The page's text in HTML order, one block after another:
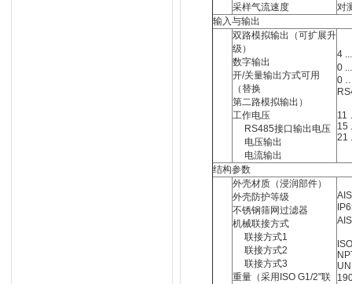
采样气流速度
对
输入与输出
双路模拟输出（可扩展升
级）
数字输出
开/关量输出方式可用
（替换
第二路模拟输出）
工作电压
RS485接口输出电压
电压输出
电流输出
4
0
0
11
15
21
结构参数
外壳材质（浸润部件）
外壳防护等级
不锈钢筛网过滤器
机械联接方式
联接方式1
联接方式2
联接方式3
重量（采用ISO G1/2"联